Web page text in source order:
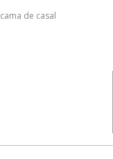
cama de casal